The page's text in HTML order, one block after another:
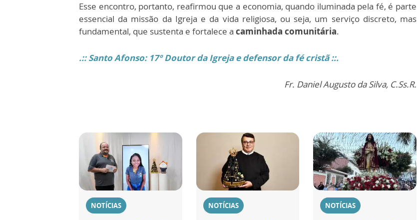
Esse encontro, portanto, reafirmou que a economia, quando iluminada pela fé, é parte
essencial da missão da Igreja e da vida religiosa, ou seja, um serviço discreto, mas
fundamental, que sustenta e fortalece a caminhada comunitária.
.::Santo Afonso: 17º Doutor da Igreja e defensor da fé cristã ::.
Fr. Daniel Augusto da Silva, C.Ss.R.
NOTÍCIAS NOTÍCIAS NOTÍCIAS